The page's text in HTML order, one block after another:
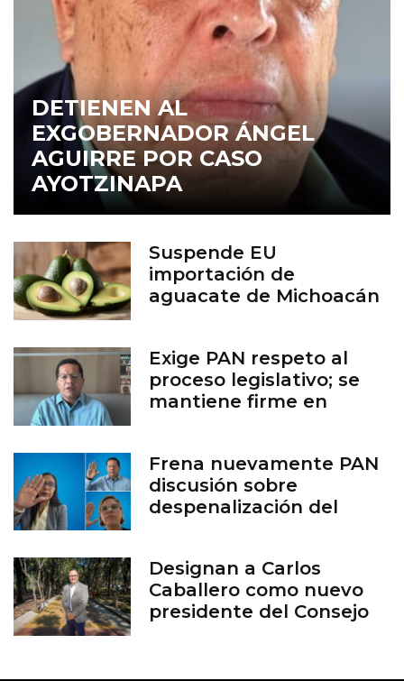
DETIENEN AL
EXGOBERNADOR ÁNGEL
AGUIRRE POR CASO
AYOTZINAPA
Suspende EU
importación de
aguacate de Michoacán
Exige PAN respeto al
proceso legislativo; se
mantiene firme en
Frena nuevamente PAN
discusión sobre
despenalización del
Designan a Carlos
Caballero como nuevo
presidente del Consejo